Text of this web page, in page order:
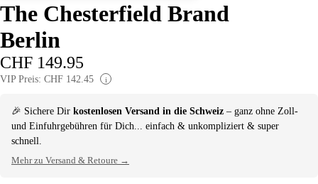
The Chesterfield Brand
Berlin
CHF 149.95
VIP Preis: CHF 142.45 i
🎉 Sichere Dir kostenlosen Versand in die Schweiz – ganz ohne Zoll-
und Einfuhrgebühren für Dich... einfach & unkompliziert & super
schnell.
Mehr zu Versand & Retoure →